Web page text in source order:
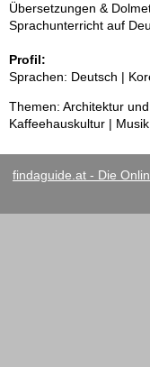
Übersetzungen &
Sprachunterricht auf
Profil:
Sprachen: Deutsch |
Themen: Architektur
Kaffeehauskultur |
findaguide.at - Die